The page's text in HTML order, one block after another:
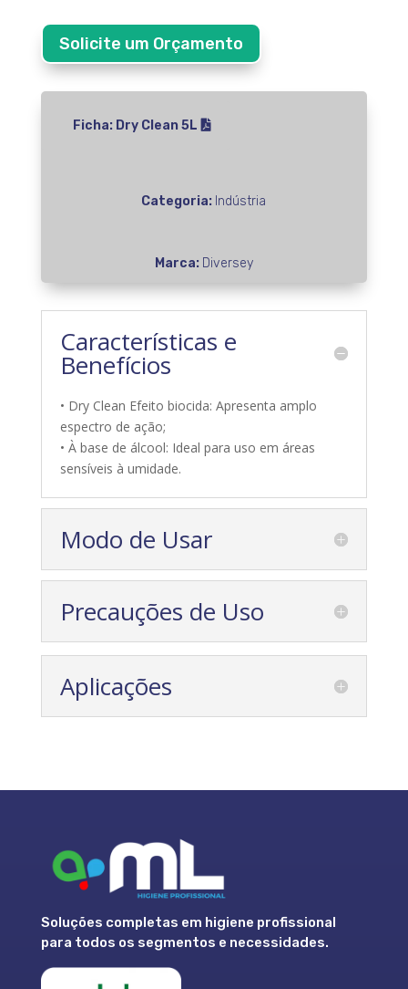
Solicite um Orçamento
Ficha: Dry Clean 5L
Categoria: Indústria
Marca: Diversey
Características e
Benefícios
• Dry Clean Efeito biocida: Apresenta amplo
espectro de ação;
• À base de álcool: Ideal para uso em áreas
sensíveis à umidade.
Modo de Usar
Precauções de Uso
Aplicações
Soluções completas em higiene profissional
para todos os segmentos e necessidades.